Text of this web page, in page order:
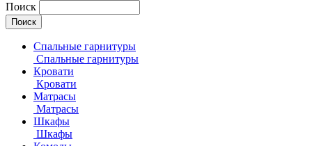
Поиск
Спальные гарнитуры
Спальные гарнитуры
Кровати
Кровати
Матрасы
Матрасы
Шкафы
Шкафы